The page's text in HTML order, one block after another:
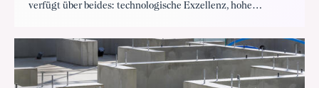
verfügt über beides: technologische Exzellenz, hohe